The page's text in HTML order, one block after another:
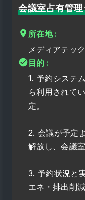
会議室占有管
所在地 :
メディアテッ
目的 :
1. 予約システ
ら利用されて
定。
2. 会議が予定
解放し、会議
3. 予約状況と
エネ・排出削